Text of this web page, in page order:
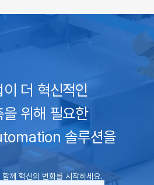
더 혁신적인
위해 필요한
솔루션을
께 혁신의 변화를 시작하세요.